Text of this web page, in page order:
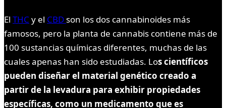
El THC y el CBDson los dos cannabinoides más
famosos, pero la planta de cannabis contiene más de
100 sustancias químicas diferentes, muchas de las
cuales apenas han sido estudiadas. Los científicos
pueden diseñar el material genético creado a
partir de la levadura para exhibir propiedades
específicas, como un medicamento que es